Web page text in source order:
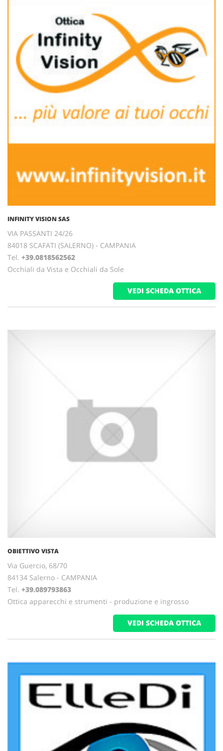
INFINITY VISION SAS
VIA PASSANTI 24/26
84018 SCAFATI (SALERNO) - CAMPANIA
Tel. +39.0818562562
Occhiali da Vista e Occhiali da Sole
VEDI SCHEDA OTTICA
OBIETTIVO VISTA
Via Guercio, 68/70
84134 Salerno - CAMPANIA
Tel. +39.089793863
Ottica apparecchi e strumenti - produzione e ingrosso
VEDI SCHEDA OTTICA